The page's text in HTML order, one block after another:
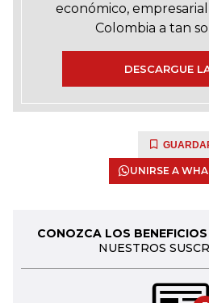
económico,
Colombia a tan
DESCARGUE
UNIRSE A
CONOZCA LOS
NUESTROS